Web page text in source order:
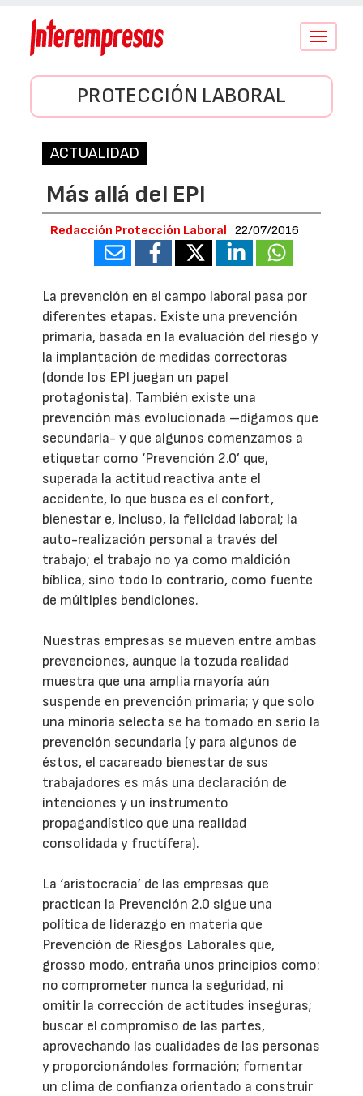
Conmutar
PROTECCIÓN LABORAL
ACTUALIDAD
Más allá del EPI
Redacción Protección Laboral 22/07/2016
La prevención en el campo laboral pasa por
diferentes etapas. Existe una prevención
primaria, basada en la evaluación del riesgo y
la implantación de medidas correctoras
(donde los EPI juegan un papel
protagonista). También existe una
prevención más evolucionada –digamos que
secundaria- y que algunos comenzamos a
etiquetar como ‘Prevención 2.0’ que,
superada la actitud reactiva ante el
accidente, lo que busca es el confort,
bienestar e, incluso, la felicidad laboral; la
auto-realización personal a través del
trabajo; el trabajo no ya como maldición
bíblica, sino todo lo contrario, como fuente
de múltiples bendiciones.
Nuestras empresas se mueven entre ambas
prevenciones, aunque la tozuda realidad
muestra que una amplia mayoría aún
suspende en prevención primaria; y que solo
una minoría selecta se ha tomado en serio la
prevención secundaria (y para algunos de
éstos, el cacareado bienestar de sus
trabajadores es más una declaración de
intenciones y un instrumento
propagandístico que una realidad
consolidada y fructífera).
La ‘aristocracia’ de las empresas que
practican la Prevención 2.0 sigue una
política de liderazgo en materia que
Prevención de Riesgos Laborales que,
grosso modo, entraña unos principios como:
no comprometer nunca la seguridad, ni
omitir la corrección de actitudes inseguras;
buscar el compromiso de las partes,
aprovechando las cualidades de las personas
y proporcionándoles formación; fomentar
un clima de confianza orientado a construir